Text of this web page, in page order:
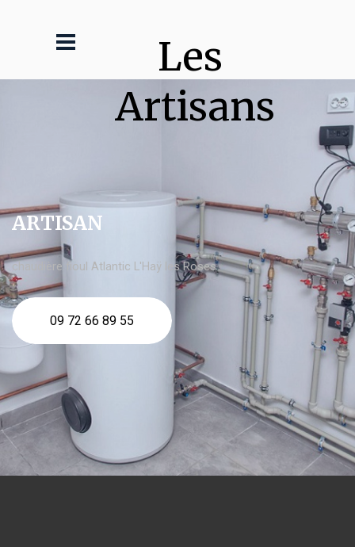
Les
Artisans
ARTISAN
chaudière fioul Atlantic L'Haÿ les Roses
09 72 66 89 55